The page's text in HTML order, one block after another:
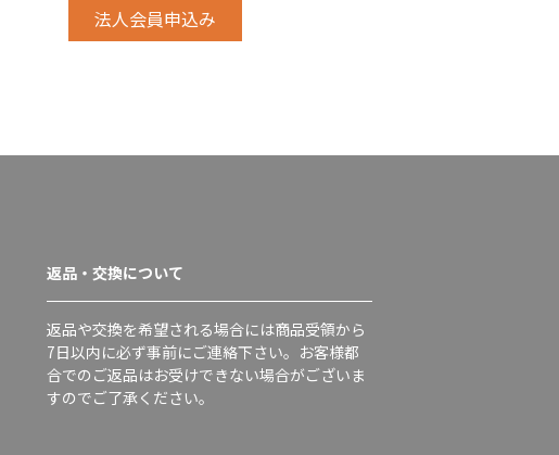
返品・交換について
返品や交換を希望される場合には商品受領から
7日以内に必ず事前にご連絡下さい。お客様都
合でのご返品はお受けできない場合がございま
すのでご了承ください。